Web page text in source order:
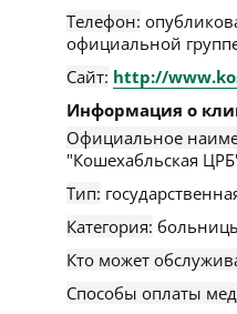
Телефон:
официальной
Сайт: http://
Информация о
Официальное
"Кошехабльская
Тип:
Категория:
Кто может
Способы оплаты